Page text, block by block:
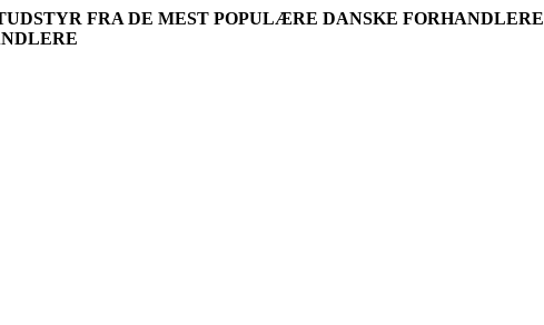
FRA DE MEST POPULÆRE DANSKE FORHANDLERE